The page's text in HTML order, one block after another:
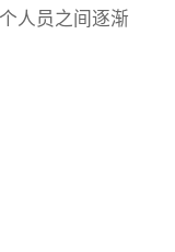
人员之间逐渐